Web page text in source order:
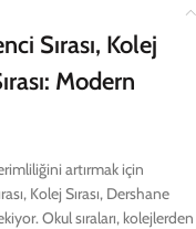
Sırası, Kolej
Modern
artırmak için
Kolej Sırası, Dershane
Okul sıraları, kolejlerden